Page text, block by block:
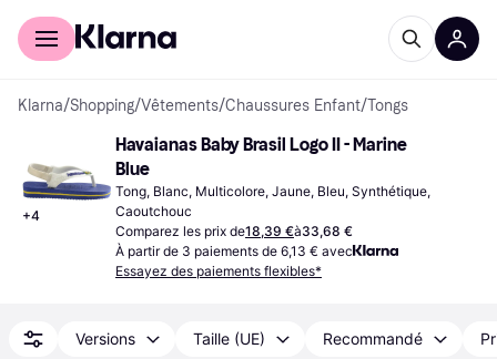
Acheter avec Klarna
Klarna/Shopping/Vêtements/Chaussures Enfant/Tongs
+4
Havaianas Baby Brasil Logo II - Marine
Blue
Tong, Blanc, Multicolore, Jaune, Bleu, Synthétique,
Caoutchouc
Comparez les prix de18,39 €à33,68 €
À partir de 3 paiements de 6,13 € avec
Essayez des paiements flexibles*
Versions Taille (UE) Recommandé